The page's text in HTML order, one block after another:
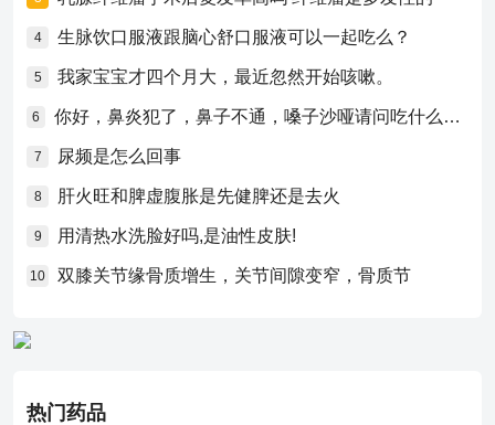
4 生脉饮口服液跟脑心舒口服液可以一起吃么？
5 我家宝宝才四个月大，最近忽然开始咳嗽。
6 你好，鼻炎犯了，鼻子不通，嗓子沙哑请问吃什么药比较好？
7 尿频是怎么回事
8 肝火旺和脾虚腹胀是先健脾还是去火
9 用清热水洗脸好吗,是油性皮肤!
10 双膝关节缘骨质增生，关节间隙变窄，骨质节
热门药品